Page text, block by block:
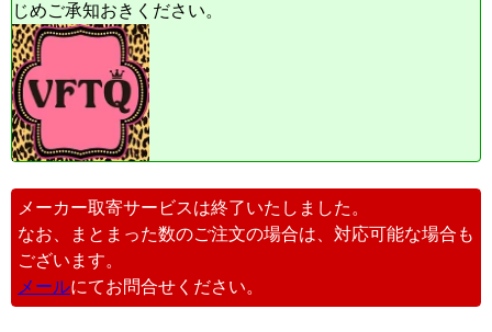
じめご承知おきください。
メーカー取寄サービスは終了いたしました。
なお、まとまった数のご注文の場合は、対応可能な場合も
ございます。
メールにてお問合せください。